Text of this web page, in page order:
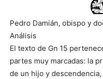
Pedro Damián, obispo y
Análisis
El texto de Gn 15
partes muy marcadas: la
de un hijo y